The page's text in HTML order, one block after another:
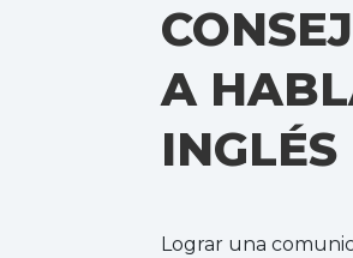
A
INGLÉS
Lograr una